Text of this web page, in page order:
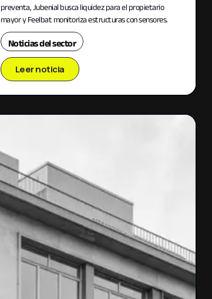
preventa, Jubenial busca liquidez para el propietario
mayor y Feelbat monitoriza estructuras con sensores.
Noticias del sector
Leer noticia